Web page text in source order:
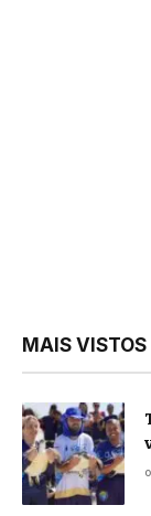
MAIS VISTOS